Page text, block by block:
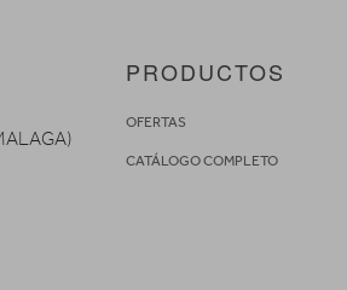
PRODUCTOS
OFERTAS
CATÁLOGO COMPLETO